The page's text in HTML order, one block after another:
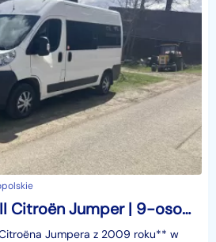
Citroen Jumper II Citroën Jumper | 9-osobowy | 2009 | Możliwa zamiana
Jumpera z 2009 roku** w